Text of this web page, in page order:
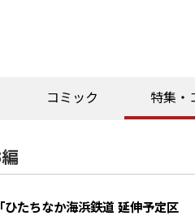
コミック 特集・
たちなか海浜鉄道 延伸予定区